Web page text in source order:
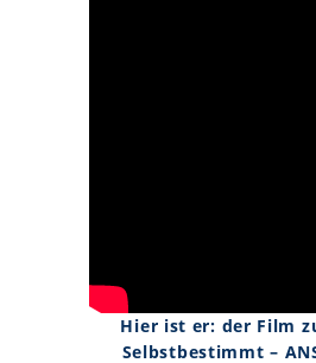
Hier ist er: der Film
Selbstbestimmt –